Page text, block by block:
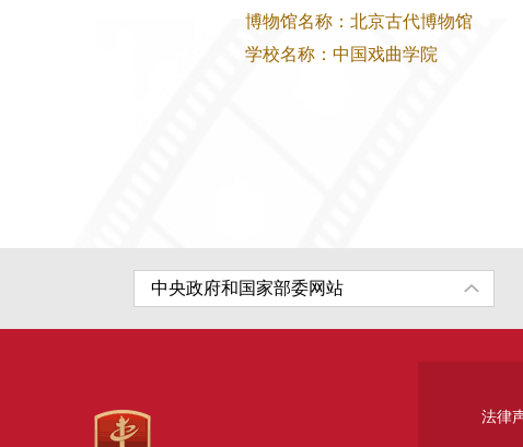
博物馆名称：北京古代博物馆
学校名称：中国戏曲学院
法律